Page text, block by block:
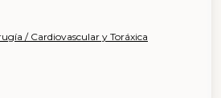
/ Cardiovascular y Toráxica